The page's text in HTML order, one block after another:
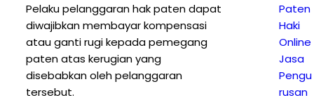
Pelaku pelanggaran hak paten dapat
diwajibkan membayar kompensasi
atau ganti rugi kepada pemegang
paten atas kerugian yang
disebabkan oleh pelanggaran
tersebut.
Paten
Haki
Online
Jasa
Pengu
rusan